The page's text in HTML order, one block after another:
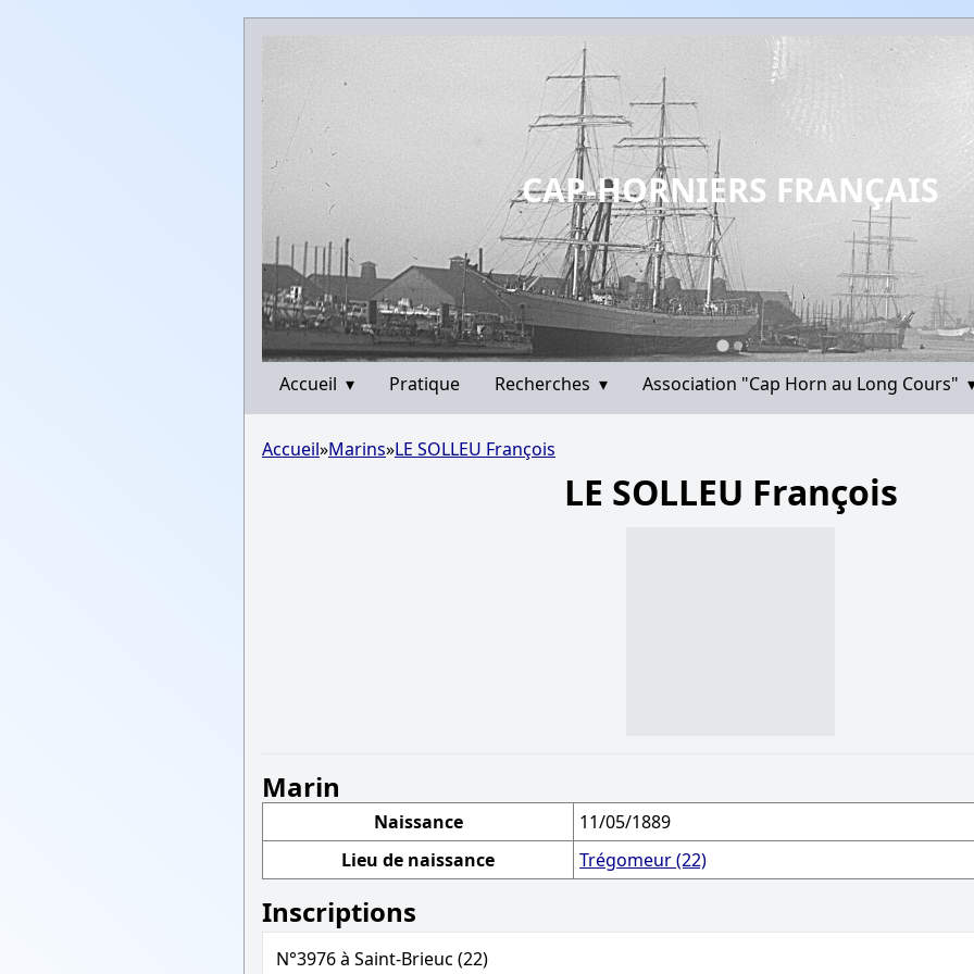
CAP-HORNIERS FRANÇAIS
Accueil ▾ Pratique Recherches ▾ Association "Cap Horn au Long Cours"
Accueil»Marins»LE SOLLEU François
LE SOLLEU François
Marin
Naissance
11/05/1889
Lieu de naissance
Trégomeur (22)
Inscriptions
N°3976 à Saint-Brieuc (22)